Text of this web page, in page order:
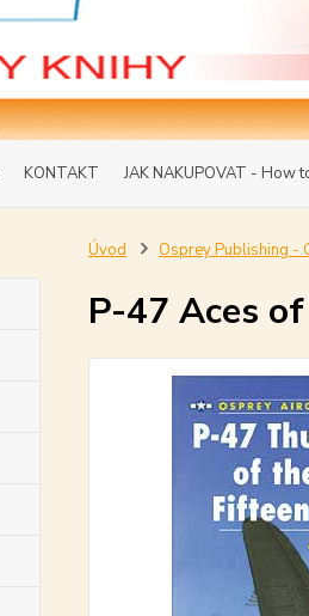
KONTAKT JAK NAKUPOVAT - How
Úvod Osprey Publishing -
P-47 Aces